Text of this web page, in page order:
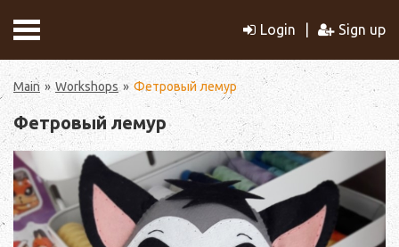
Login Sign up
Main Workshops Фетровый лемур
Фетровый лемур